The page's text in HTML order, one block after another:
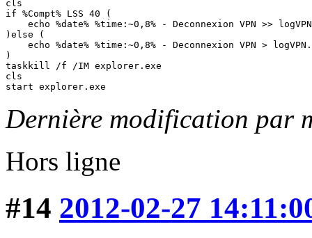
cls
if %Compt% LSS 40 (
echo %date% %time:~0,8% - Deconnexion VPN >>
)else (
echo %date% %time:~0,8% - Deconnexion VPN >
)
taskkill /f /IM explorer.exe
cls
start explorer.exe
Dernière modification par
Hors ligne
#14 2012-02-27